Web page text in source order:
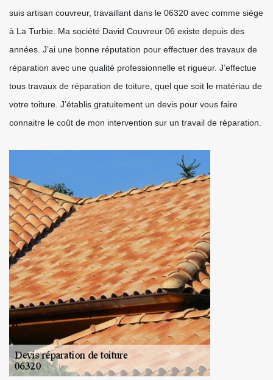
suis artisan couvreur, travaillant dans le 06320 avec comme siège
à La Turbie. Ma société David Couvreur 06 existe depuis des
années. J’ai une bonne réputation pour effectuer des travaux de
réparation avec une qualité professionnelle et rigueur. J’effectue
tous travaux de réparation de toiture, quel que soit le matériau de
votre toiture. J’établis gratuitement un devis pour vous faire
connaitre le coût de mon intervention sur un travail de réparation.